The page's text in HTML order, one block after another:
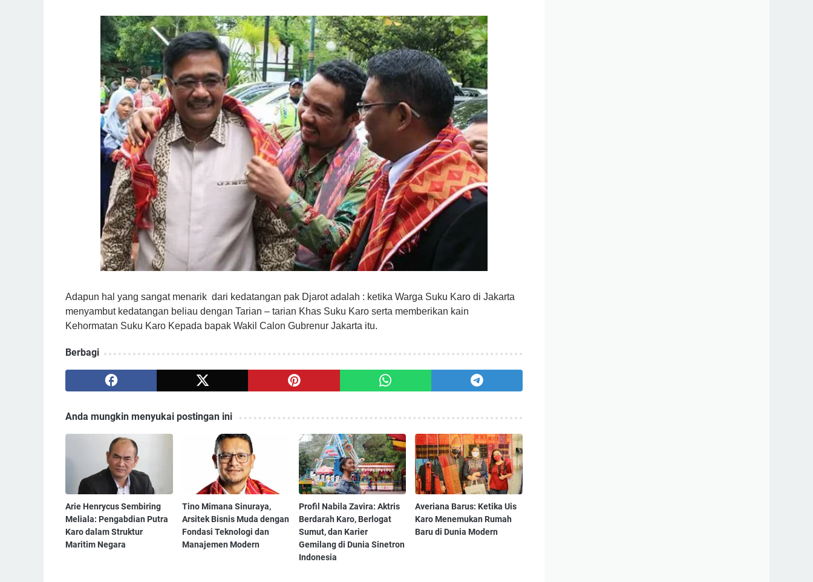
Adapun hal yang sangat menarik dari kedatangan pak Djarotadalah : ketika Warga Suku Karo di Jakarta
menyambut kedatangan beliau dengan Tarian – tarian Khas Suku Karo serta memberikan kain
Kehormatan Suku Karo Kepada bapak Wakil Calon Gubrenur Jakarta itu.
Berbagi
Anda mungkin menyukai postingan ini
Arie Henrycus Sembiring
Meliala: Pengabdian Putra
Karo dalam Struktur
Maritim Negara
Tino Mimana Sinuraya,
Arsitek Bisnis Muda dengan
Fondasi Teknologi dan
Manajemen Modern
Profil Nabila Zavira: Aktris
Berdarah Karo, Berlogat
Sumut, dan Karier
Gemilang di Dunia Sinetron
Indonesia
Averiana Barus: Ketika Uis
Karo Menemukan Rumah
Baru di Dunia Modern